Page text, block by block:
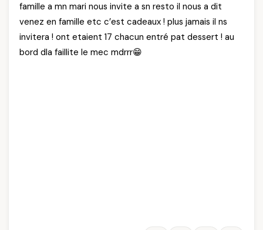
famille a mn mari nous invite a sn resto il nous a dit
venez en famille etc c’est cadeaux ! plus jamais il ns
invitera ! ont etaient 17 chacun entré pat dessert ! au
bord dla faillite le mec mdrrr😁